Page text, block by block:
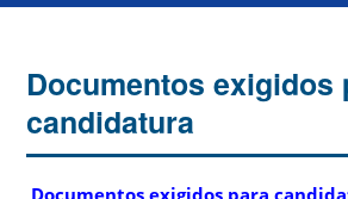
Documentos exigidos
candidatura
Documentos exigidos para